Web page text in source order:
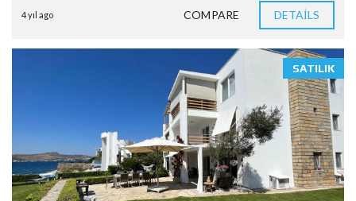
4 yıl ago COMPARE DETAILS
SATILIK